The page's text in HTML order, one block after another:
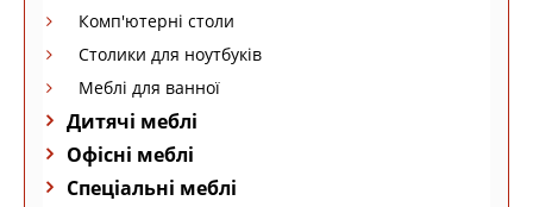
Комп'ютерні столи
Столики для ноутбуків
Меблі для ванної
Дитячі меблі
Офісні меблі
Спеціальні меблі